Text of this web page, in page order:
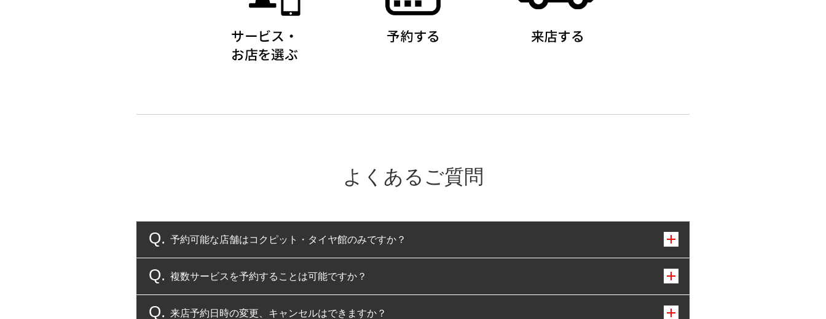
よくあるご質問
予約可能な店舗はコクピット・タイヤ館のみですか？
コクピット・タイヤ館のみとなります。
複数サービスを予約することは可能ですか？
複数サービスのご予約は可能です。
来店予約日時の変更、キャンセルはできますか？